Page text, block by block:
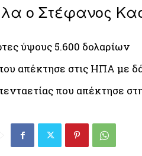
ο Στέφανος
ύψους 5.600 δολαρίων
απέκτησε στις ΗΠΑ με
που απέκτησε